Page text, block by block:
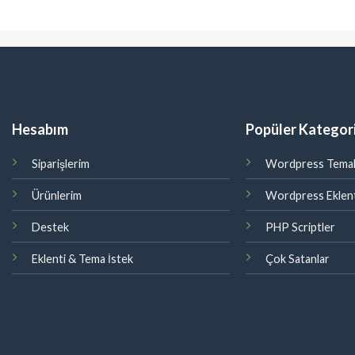
Hesabım
Siparişlerim
Ürünlerim
Destek
Eklenti & Tema İstek
Popüler
Wordpress
Wordpress
PHP Scriptler
Çok Satanlar